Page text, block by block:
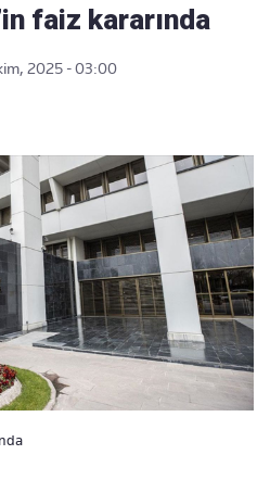
faiz kararında
2025 - 03:00